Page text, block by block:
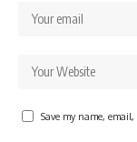
Save my name,